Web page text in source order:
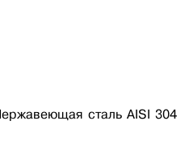
сталь AISI 304